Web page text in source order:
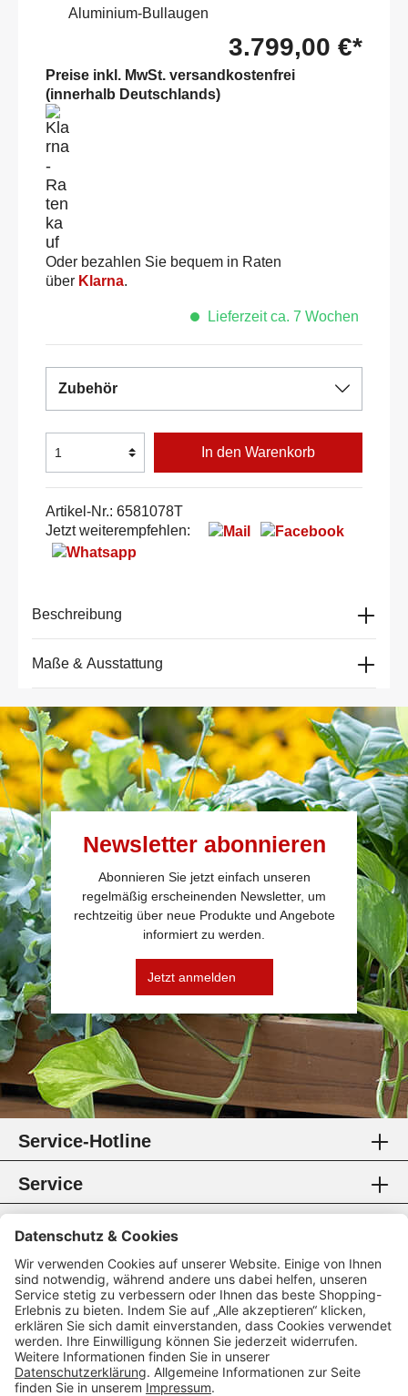
Aluminium-Bullaugen
3.799,00 €*
Preise inkl. MwSt. versandkostenfrei
(innerhalb Deutschlands)
Oder bezahlen Sie bequem in Raten
über Klarna.
Lieferzeit ca. 7 Wochen
Zubehör
In den Warenkorb
Artikel-Nr.: 6581078T
Jetzt weiterempfehlen:
Beschreibung
Maße & Ausstattung
Newsletter abonnieren
Abonnieren Sie jetzt einfach unseren
regelmäßig erscheinenden Newsletter, um
rechtzeitig über neue Produkte und Angebote
informiert zu werden.
Jetzt anmelden
Service-Hotline
Service
Information
Rechtliches
Zahlungsmethoden
Zertifikate